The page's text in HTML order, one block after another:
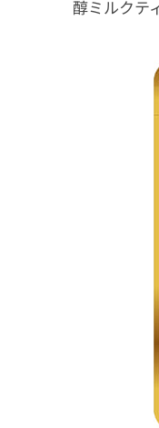
醇ミルクテ